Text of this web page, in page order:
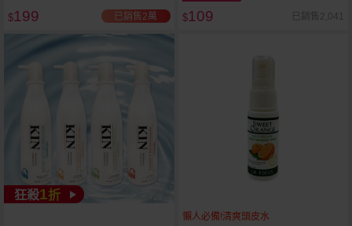
$199 已銷售2萬 $109 已銷售2,041
狂殺1折
懶人必備!清爽頭皮水